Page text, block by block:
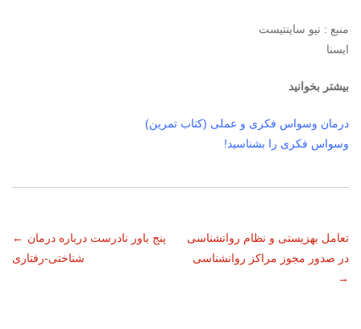
منبع : نیو ساینتیست
ایسنا
بیشتر بخوانید
درمان وسواس فکری و عملی (کتاب تمرین)
وسواس فکری را بشناسید!
ناوبری
نوشته
← پنج باور نادرست درباره درمان
شناختی-رفتاری
تعامل بهزیستی و نظام روانشناسی
در صدور مجوز مراکز روانشناسی
→